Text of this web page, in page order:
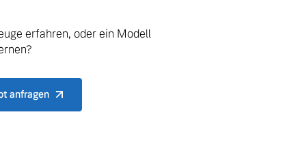
erfahren, oder ein Modell
anfragen